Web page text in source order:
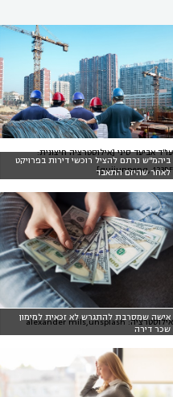
ביהמ"ש נרתם להציל רוכשי דירות בפרויקט
לאחר שהיזם התאבד
עו"ד אביעד סיני [אילוסטרציה חיצונית:
guijunpeng, 123RF]
אישה שמסרבת להתגרש לא זכאית למימון
שכר דירה
אילוסטרציה: alexander mils,unsplash